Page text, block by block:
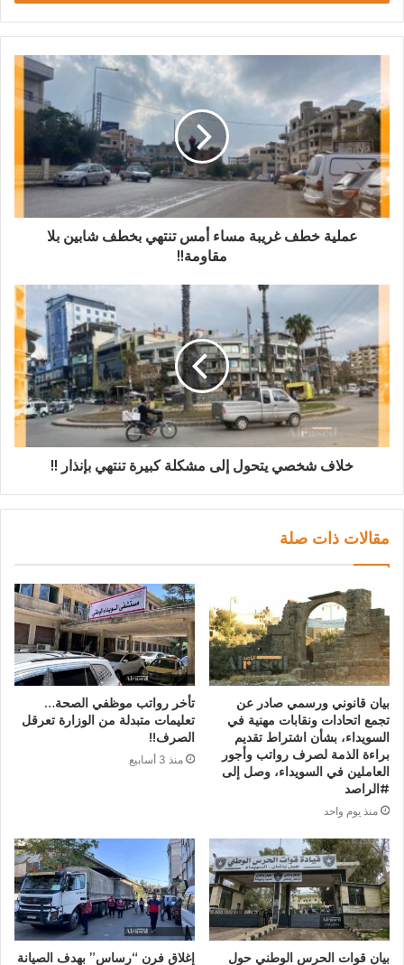
عملية خطف غريبة مساء أمس تنتهي بخطف شابين بلا
مقاومة!!
خلاف شخصي يتحول إلى مشكلة كبيرة تنتهي بإنذار !!
مقالات ذات صلة
بيان قانوني ورسمي صادر عن
تجمع اتحادات ونقابات مهنية في
السويداء، بشأن اشتراط تقديم
براءة الذمة لصرف رواتب وأجور
العاملين في السويداء، وصل إلى
#الراصد
منذ يوم واحد
تأخر رواتب موظفي الصحة…
تعليمات متبدلة من الوزارة تعرقل
الصرف!!
منذ 3 أسابيع
بيان قوات الحرس الوطني حول إغلاق فرن “رساس” بهدف الصيانة